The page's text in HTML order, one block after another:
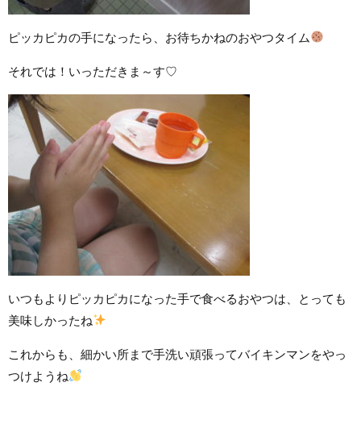
ピッカピカの手になったら、お待ちかねのおやつタイム
それでは！いっただきま～す♡
いつもよりピッカピカになった手で食べるおやつは、とっても
美味しかったね
これからも、細かい所まで手洗い頑張ってバイキンマンをやっ
つけようね